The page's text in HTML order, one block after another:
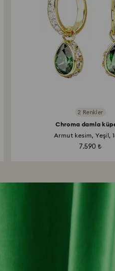
2 Renkler
Chroma damla
Armut kesim, Yeşil,
7.590 ₺